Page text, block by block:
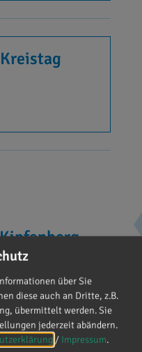
über Sie
diese auch an Dritte, z.B.
übermittelt werden. Sie
jederzeit abändern.
/ Impressum.